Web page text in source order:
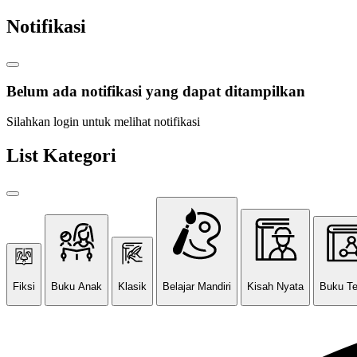
Notifikasi
Belum ada notifikasi yang dapat ditampilkan
Silahkan login untuk melihat notifikasi
List Kategori
Fiksi Buku Anak Klasik Belajar Mandiri Kisah Nyata Buku